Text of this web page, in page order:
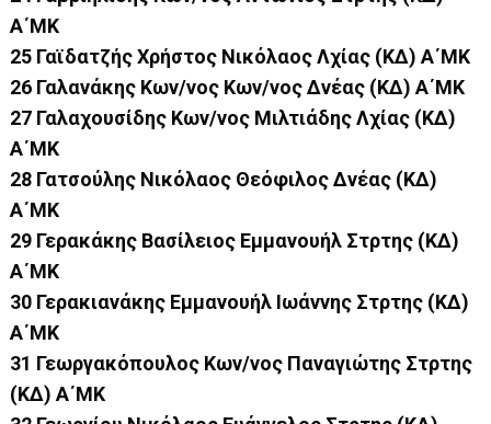
Α΄ΜΚ
25 Γαϊδατζής Χρήστος Νικόλαος Λχίας (ΚΔ) Α΄ΜΚ
26 Γαλανάκης Κων/νος Κων/νος Δνέας (ΚΔ) Α΄ΜΚ
27 Γαλαχουσίδης Κων/νος Μιλτιάδης Λχίας (ΚΔ)
Α΄ΜΚ
28 Γατσούλης Νικόλαος Θεόφιλος Δνέας (ΚΔ)
Α΄ΜΚ
29 Γερακάκης Βασίλειος Εμμανουήλ Στρτης (ΚΔ)
Α΄ΜΚ
30 Γερακιανάκης Εμμανουήλ Ιωάννης Στρτης (ΚΔ)
Α΄ΜΚ
31 Γεωργακόπουλος Κων/νος Παναγιώτης Στρτης
(ΚΔ) Α΄ΜΚ